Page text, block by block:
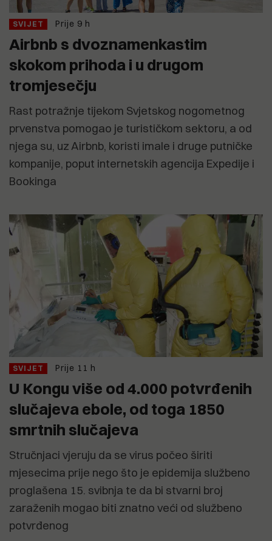
SVIJET Prije 9 h
Airbnb s dvoznamenkastim
skokom prihoda i u drugom
tromjesečju
Rast potražnje tijekom Svjetskog nogometnog
prvenstva pomogao je turističkom sektoru, a od
njega su, uz Airbnb, koristi imale i druge putničke
kompanije, poput internetskih agencija Expedije i
Bookinga
SVIJET Prije 11 h
U Kongu više od 4.000 potvrđenih
slučajeva ebole, od toga 1850
smrtnih slučajeva
Stručnjaci vjeruju da se virus počeo širiti
mjesecima prije nego što je epidemija službeno
proglašena 15. svibnja te da bi stvarni broj
zaraženih mogao biti znatno veći od službeno
potvrđenog